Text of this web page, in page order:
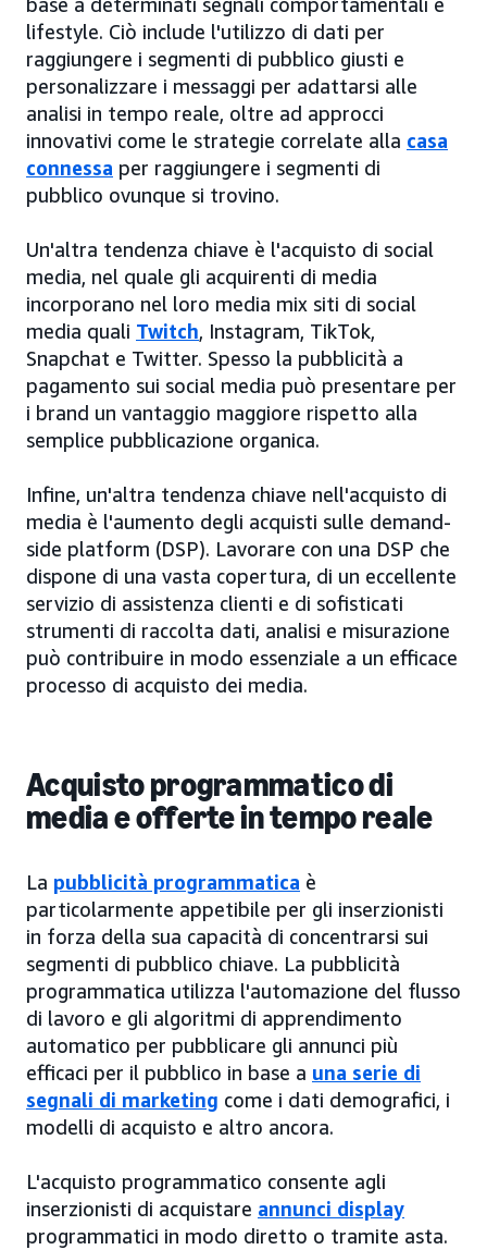
lifestyle. Ciò include l'utilizzo di dati per
raggiungere i segmenti di pubblico giusti e
personalizzare i messaggi per adattarsi alle
analisi in tempo reale, oltre ad approcci
innovativi come le strategie correlate alla casa
connessa per raggiungere i segmenti di
pubblico ovunque si trovino.
Un'altra tendenza chiave è l'acquisto di social
media, nel quale gli acquirenti di media
incorporano nel loro media mix siti di social
media quali Twitch, Instagram, TikTok,
Snapchat e Twitter. Spesso la pubblicità a
pagamento sui social media può presentare per
i brand un vantaggio maggiore rispetto alla
semplice pubblicazione organica.
Infine, un'altra tendenza chiave nell'acquisto di
media è l'aumento degli acquisti sulle demand-
side platform (DSP). Lavorare con una DSP che
dispone di una vasta copertura, di un eccellente
servizio di assistenza clienti e di sofisticati
strumenti di raccolta dati, analisi e misurazione
può contribuire in modo essenziale a un efficace
processo di acquisto dei media.
Acquisto programmatico di
media e offerte in tempo reale
La pubblicità programmatica è
particolarmente appetibile per gli inserzionisti
in forza della sua capacità di concentrarsi sui
segmenti di pubblico chiave. La pubblicità
programmatica utilizza l'automazione del flusso
di lavoro e gli algoritmi di apprendimento
automatico per pubblicare gli annunci più
efficaci per il pubblico in base a una serie di
segnali di marketing come i dati demografici, i
modelli di acquisto e altro ancora.
L'acquisto programmatico consente agli
inserzionisti di acquistare annunci display
programmatici in modo diretto o tramite asta.